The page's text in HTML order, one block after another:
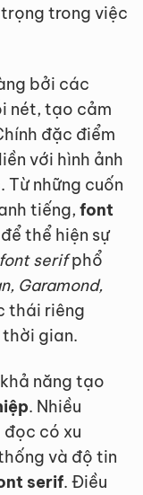
trong việc
bởi các
nét, tạo cảm
đặc điểm
với hình ảnh
những cuốn
tiếng, font
thể hiện sự
font serifphổ
Garamond,
thái riêng
gian.
năng tạo
. Nhiều
đọc có xu
và độ tin
serif. Điều